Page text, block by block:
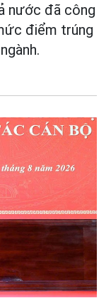
nước đã công
điểm trúng